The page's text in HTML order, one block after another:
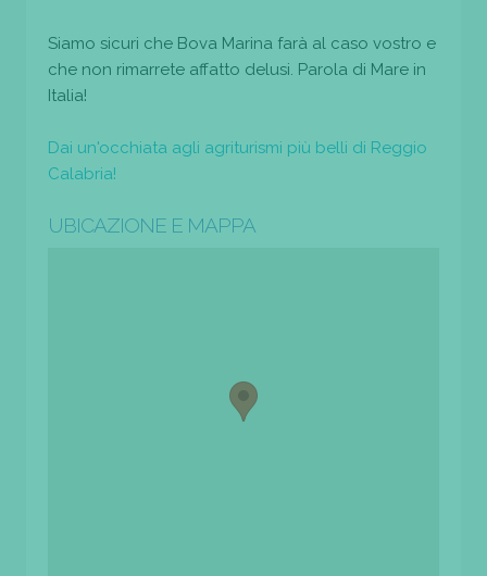
Siamo sicuri che Bova Marina farà al caso vostro e
che non rimarrete affatto delusi. Parola di Mare in
Italia!
Dai un'occhiata agli agriturismi più belli di Reggio
Calabria!
UBICAZIONE E MAPPA